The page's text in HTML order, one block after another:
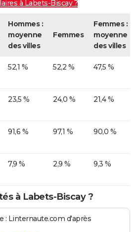
à Labets-Biscay ?
Hommes :
moyenne
des villes
Femmes
Femmes :
moyenne
des villes
52,1 % 52,2 % 47,5 %
23,5 % 24,0 % 21,4 %
91,6 % 97,1 % 90,0 %
7,9 % 2,9 % 9,3 %
à Labets-Biscay ?
: Linternaute.com d'après